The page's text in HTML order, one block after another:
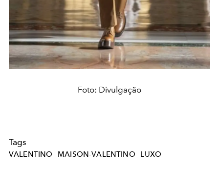
Foto: Divulgação
Tags
VALENTINO MAISON-VALENTINO LUXO